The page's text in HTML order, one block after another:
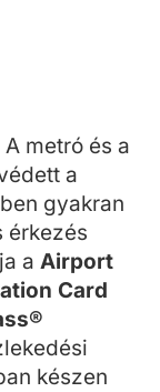
metró és a
a
gyakran
érkezés
a Airport
Card
készen